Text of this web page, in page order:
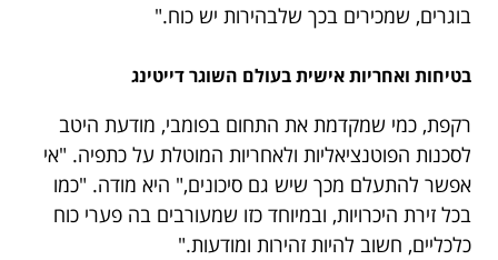
בוגרים, שמכירים בכך שלבהירות יש כוח."
בטיחות ואחריות אישית בעולם השוגר דייטינג
רקפת, כמי שמקדמת את התחום בפומבי, מודעת היטב
לסכנות הפוטנציאליות ולאחריות המוטלת על כתפיה. "אי
אפשר להתעלם מכך שיש גם סיכונים," היא מודה. "כמו
בכל זירת היכרויות, ובמיוחד כזו שמעורבים בה פערי כוח
כלכליים, חשוב להיות זהירות ומודעות."